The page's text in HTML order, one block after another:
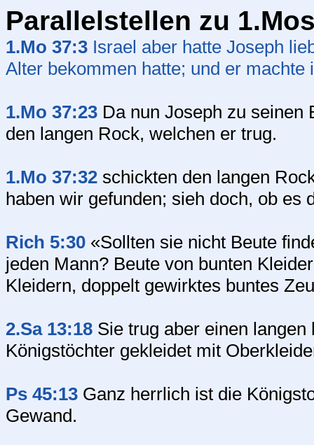
Parallelstellen zu
1.Mo 37:3 Israel aber hatte Joseph
Alter bekommen hatte; und er machte
1.Mo 37:23 Da nun Joseph zu seinen
den langen Rock, welchen er trug.
1.Mo 37:32 schickten den langen
haben wir gefunden; sieh doch, ob es
Rich 5:30 «Sollten sie nicht Beute
jeden Mann? Beute von bunten
Kleidern, doppelt gewirktes buntes
2.Sa 13:18 Sie trug aber einen
Königstöchter gekleidet mit
Ps 45:13 Ganz herrlich ist die
Gewand.